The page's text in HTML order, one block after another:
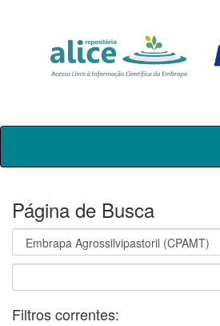
Skip
Página de Busca
Filtros correntes: